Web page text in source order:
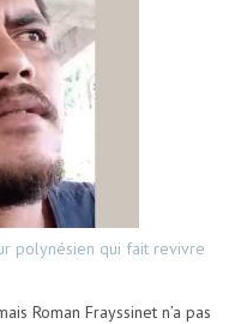
polynésien qui fait revivre
Roman Frayssinet n’a pas